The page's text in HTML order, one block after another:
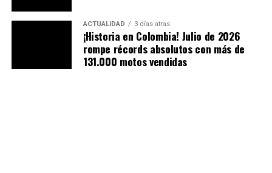
ACTUALIDAD 3 días atras
¡Historia en Colombia! Julio de 2026
rompe récords absolutos con más de
131.000 motos vendidas